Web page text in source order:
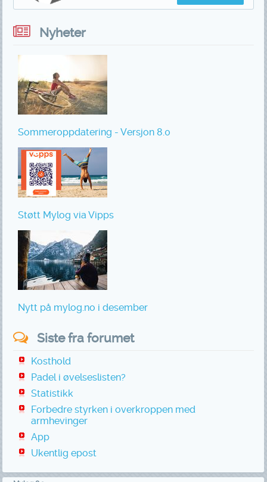
Nyheter
Sommeroppdatering - Versjon 8.0
Støtt Mylog via Vipps
Nytt på mylog.no i desember
Siste fra forumet
Kosthold
Padel i øvelseslisten?
Statistikk
Forbedre styrken i overkroppen med
armhevinger
App
Ukentlig epost